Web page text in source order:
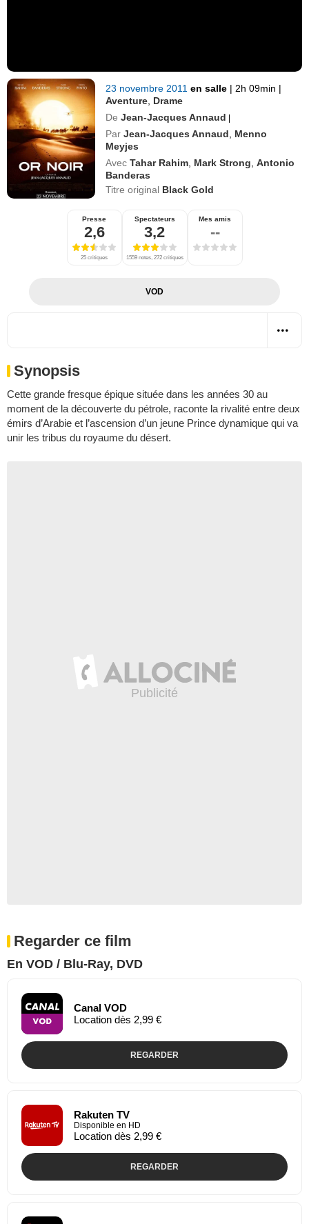
23 novembre 2011en salle | 2h 09min |
Aventure Drame
De Jean-Jacques Annaud |
Par Jean-Jacques Annaud
Menno
Meyjes
Avec Tahar Rahim Mark Strong ,Antonio
Banderas
Titre original Black Gold
Presse
2,6
25 critiques
Spectateurs
3,2
1559 notes, 272 critiques
Mes amis
--
VOD
Synopsis
Cette grande fresque épique située dans les années 30 au
moment de la découverte du pétrole, raconte la rivalité entre deux
émirs d’Arabie et l’ascension d’un jeune Prince dynamique qui va
unir les tribus du royaume du désert.
Regarder ce film
En VOD / Blu-Ray, DVD
Canal VOD
Location dès 2,99 €
REGARDER
Rakuten TV
Disponible en HD
Location dès 2,99 €
REGARDER